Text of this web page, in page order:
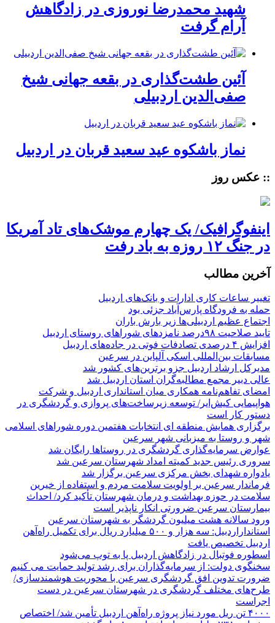
شهید محمدرضا نوروزی در زادگاهش
آرام گرفت
آئین طشت‌گذاری در بقعه جهانی شیخ
صفی‌الدین اردبیلی
نماز باشکوه عید سعید قربان در اردبیل
:: عکس روز
اینفوگرافیک/ یک چهارم موشک‌های تاد آمریکا
در جنگ ۱۲ روزه به باد رفت
آخرین مطالب
تغییر ساعات کاری ادارات و بانک‌های اردبیل
حمله به فرودگاه پارس‌‌آباد جزئی بود
اجتماع عظیم اردبیلی‌ها زیر بارش باران
تایید صلاحیت ۹۸درصد نامزدهای شوراهای روستای اردبیل
افزایش ۴ درصدی تصادفات فوتی در جاده‌های اردبیل
مسابقات بین‌المللی اسکی آلپاین در سرعین
مدیرکل ارشاد اردبیل جزو برترین‌های کشور شد
عالی دبیر مجمع مطالبه‌گران استان اردبیل شد
امضای تفاهم‌نامه همکاری میان استانداری اردبیل و شرکت
هواپیمایی کیش‌ایر/ توسعه زیرساخت‌های پروازی و گردشگری در
دستور کار است
برگزاری همایش منطقه ای انتخابات هفتمین دوره شوراهای اسلامی
شهر و روستا به میزبانی شهر سرعین
عوارض سرمایه‌گذاری گردشگری در روستاها رایگان شد
سروری رئیس جدید کمیته امداد شهرستان سرعین شد
یادواره شهدای بخش مرکزی سرعین برگزار شد
فرماندار سرعین بر اولویت سلامت مردم و استفاده از خیرین
سلامت در حوزه بهداشت و درمان شهرستان تأکید کرد/ احداث
بیمارستان سرعین ضرورتی انکار ناپذیر است
ورود سالانه هشت میلیون گردشگر به شهرستان سرعین
استانداراردبیل: سه هزار و ۵۰۰ میلیارد ریال برای تکمیل راه‌آهن
اردبیل تخصیص یافت
اسطوره فوتبال در زادگاهش اردبیل پا به توپ می‌شود
سخنگوی دولت: از سرمایه‌گذاران برای رشد تولید حمایت می کنیم
ضرورت تدوین افق گردشگری سرعین با محوریت هوشمندسازی/
طرح‌های مختلف گردشگری در شهرستان سرعین در دست
اجراست
۴۰۰۰ تن ریل مورد نیاز پروژه راه‌آهن اردبیل تأمین شد/ اختصاص